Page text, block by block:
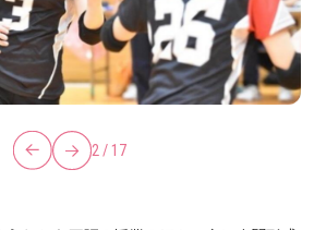
要
next
3 / 17
講・補講）
ト（外部サイト）
Power）
ト（総合教育センター）
）
施要領
）